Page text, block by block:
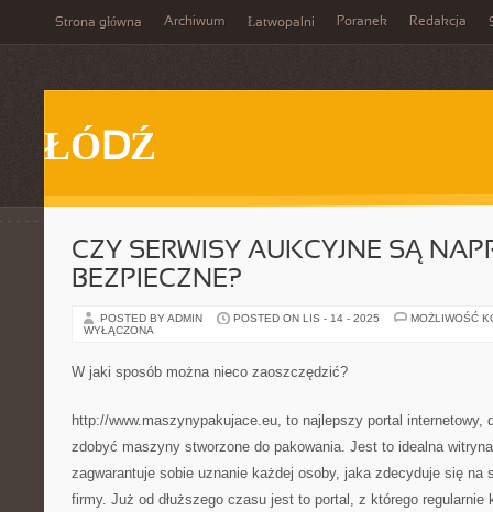
Strona główna Archiwum Łatwopalni Poranek Redakcja
ŁÓDŹ
CZY SERWISY AUKCYJNE SĄ
BEZPIECZNE?
POSTED BY ADMIN POSTED ON LIS - 14 - 2025
MOŻLIWOŚĆ
WYŁĄCZONA
W jaki sposób można nieco zaoszczędzić?
http://www.maszynypakujace.eu, to najlepszy portal internetowy,
zdobyć maszyny stworzone do pakowania. Jest to idealna
zagwarantuje sobie uznanie każdej osoby, jaka zdecyduje się
firmy. Już od dłuższego czasu jest to portal, z którego